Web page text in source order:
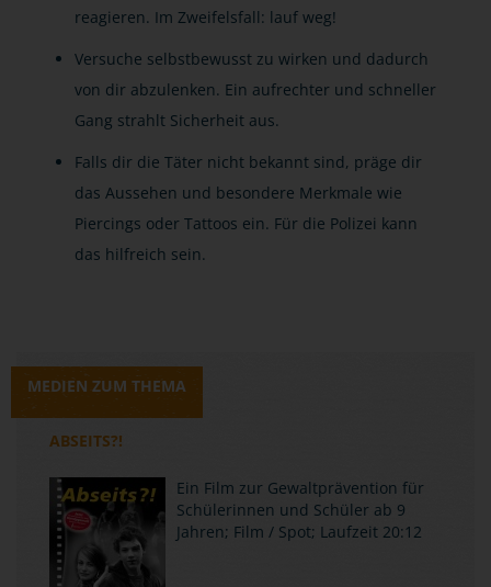
reagieren. Im Zweifelsfall: lauf weg!
Versuche selbstbewusst zu wirken und dadurch
von dir abzulenken. Ein aufrechter und schneller
Gang strahlt Sicherheit aus.
Falls dir die Täter nicht bekannt sind, präge dir
das Aussehen und besondere Merkmale wie
Piercings oder Tattoos ein. Für die Polizei kann
das hilfreich sein.
MEDIEN ZUM THEMA
ABSEITS?!
Ein Film zur Gewaltprävention für
Schülerinnen und Schüler ab 9
Jahren; Film / Spot; Laufzeit 20:12